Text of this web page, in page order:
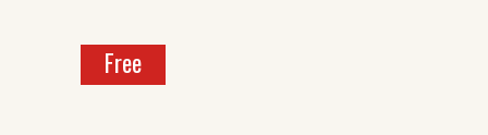
Free